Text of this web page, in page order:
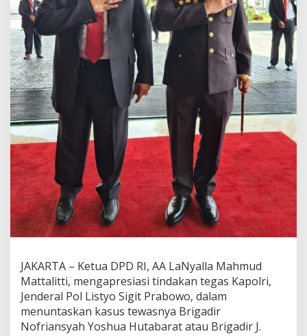
i
L
a
N
y
a
l
l
p
r
e
s
i
a
JAKARTA – Ketua DPD RI, AA LaNyalla Mahmud
Mattalitti, mengapresiasi tindakan tegas Kapolri,
Jenderal Pol Listyo Sigit Prabowo, dalam
menuntaskan kasus tewasnya Brigadir
Nofriansyah Yoshua Hutabarat atau Brigadir J.